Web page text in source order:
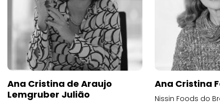
Ana Cristina de Araujo
Lemgruber Julião
Ana Cristina
Nissin Foods do